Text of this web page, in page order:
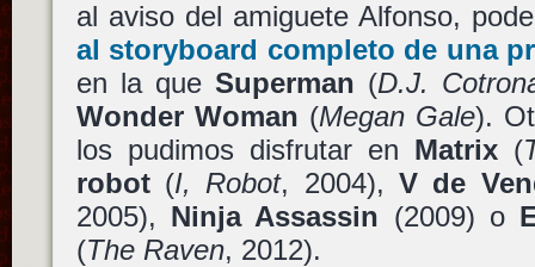
al aviso del amiguete Alfonso,
al storyboard completo de una
en la que Superman (D.J.
Wonder Woman (Megan Gale).
los pudimos disfrutar en Matrix(
robot(I, Robot, 2004), V de
2005), Ninja Assassin (2009) o
(The Raven, 2012).